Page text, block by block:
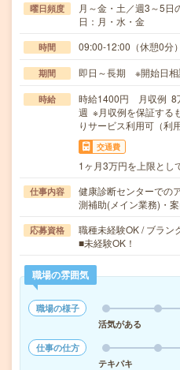
曜日頻度
月～金・土／週3～5
日：月・水・金
時間 09:00-12:00（休憩0分
期間 即日～長期 ※開始日相
時給
時給1400円 月収例 8
週 ※月収例を保証する
りサービス利用可（利
交通費
1ヶ月3万円を上限とし
仕事内容
健康診断センターでの
測補助(メイン業務)・
応募資格
職種未経験OK / ブラン
■未経験OK！
職場の雰囲気
職場の様子
活気がある
仕事の仕方
テキパキ